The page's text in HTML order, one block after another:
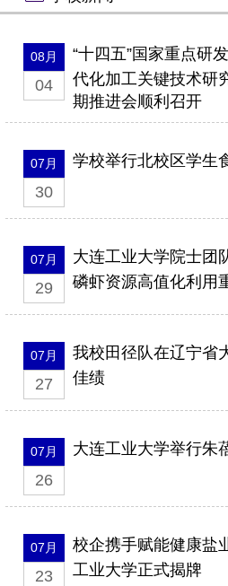
08月
04
“十四五”国家重点研
代化加工关键技术研
期推进会顺利召开
07月
30
学校举行北校区学生
07月
29
大连工业大学院士团
磷虾资源高值化利用
07月
27
我校田径队在辽宁省
佳绩
07月
26
大连工业大学举行朱
07月
23
校企携手赋能健康盐
工业大学正式揭牌